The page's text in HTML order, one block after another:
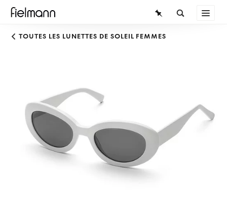
LUNETTES
CONNAISSANCES
SERVICE
TOUTES LES LUNETTES DE SOLEIL FEMMES